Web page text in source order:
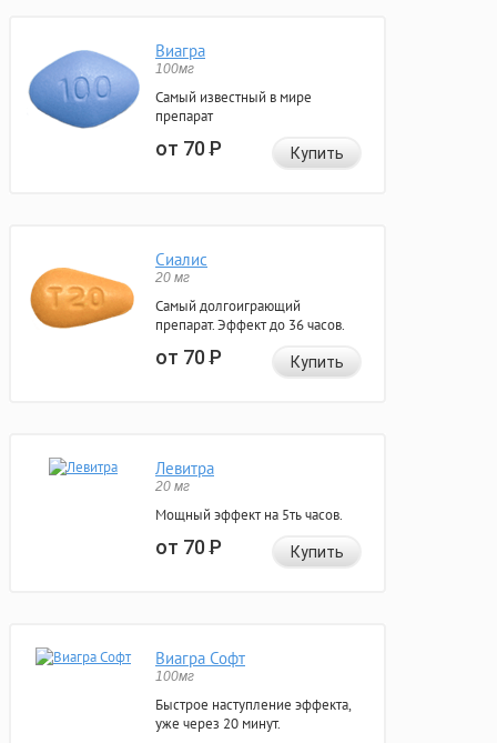
Виагра
100мг
Самый известный в мире
препарат
от 70Р Купить
Сиалис
20 мг
Самый долгоиграющий
препарат. Эффект до 36 часов.
от 70Р Купить
Левитра
20 мг
Мощный эффект на 5ть часов.
от 70Р Купить
Виагра Софт
100мг
Быстрое наступление эффекта,
уже через 20 минут.